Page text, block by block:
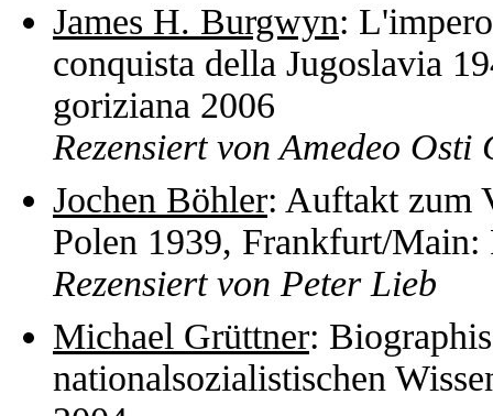
James H. Burgwyn:
conquista della Jugoslavia
goriziana 2006
Rezensiert von Amedeo Osti
Jochen Böhler: Auftakt zum
Polen 1939, Frankfurt/Main:
Rezensiert von Peter Lieb
Michael Grüttner:
nationalsozialistischen